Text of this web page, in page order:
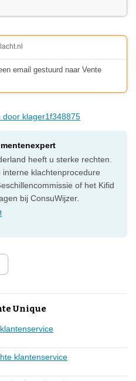
email gestuurd naar Vente
door klager1f348875
heeft u sterke rechten.
interne klachtenprocedure
of het Kifid
bij ConsuWijzer.
Unique
klantenservice